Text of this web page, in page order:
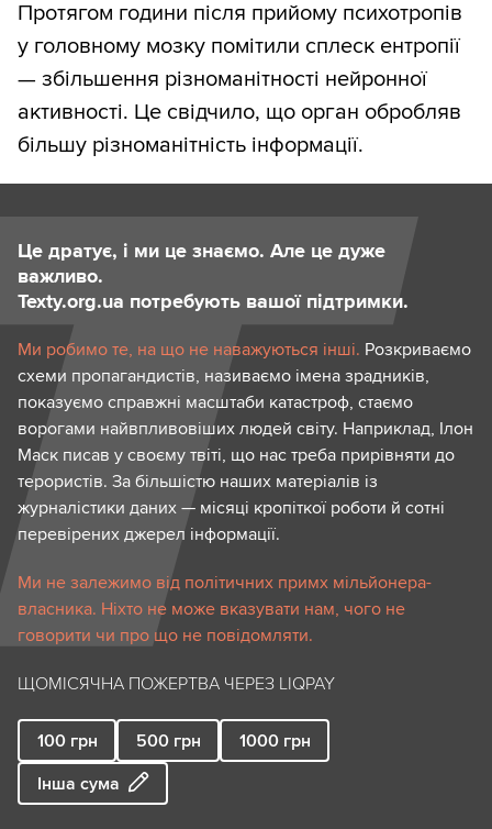
Протягом години після прийому психотропів
у головному мозку помітили сплеск ентропії
— збільшення різноманітності нейронної
активності. Це свідчило, що орган обробляв
більшу різноманітність інформації.
Це дратує, і ми це знаємо. Але це дуже
важливо.
Texty.org.ua потребують вашої підтримки.
Ми робимо те, на що не наважуються інші. Розкриваємо
схеми пропагандистів, називаємо імена зрадників,
показуємо справжні масштаби катастроф, стаємо
ворогами найвпливовіших людей світу. Наприклад, Ілон
Маск писав у своєму твіті, що нас треба прирівняти до
терористів. За більшістю наших матеріалів із
журналістики даних — місяці кропіткої роботи й сотні
перевірених джерел інформації.
Ми не залежимо від політичних примх мільйонера-
власника. Ніхто не може вказувати нам, чого не
говорити чи про що не повідомляти.
ЩОМІСЯЧНА ПОЖЕРТВА ЧЕРЕЗ LIQPAY
100 грн 500 грн 1000 грн
Інша сума